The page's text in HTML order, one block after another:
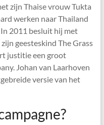
zijn Thaise vrouw Tukta
werken naar Thailand
2011 besluit hij met
geesteskind The Grass
justitie een groot
Johan van Laarhoven
versie van het